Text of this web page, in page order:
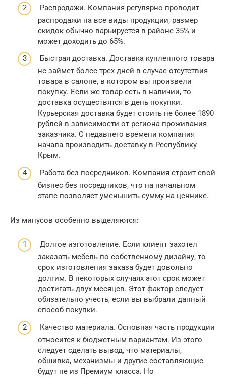
Распродажи. Компания регулярно проводит
распродажи на все виды продукции, размер
скидок обычно варьируется в районе 35% и
может доходить до 65%.
Быстрая доставка. Доставка купленного товара
не займет более трех дней в случае отсутствия
товара в салоне, в котором вы произвели
покупку. Если же товар есть в наличии, то
доставка осуществятся в день покупки.
Курьерская доставка будет стоить не более 1890
рублей в зависимости от региона проживания
заказчика. С недавнего времени компания
начала производить доставку в Республику
Крым.
Работа без посредников. Компания строит свой
бизнес без посредников, что на начальном
этапе позволяет уменьшить сумму на ценнике.
Из минусов особенно выделяются:
Долгое изготовление. Если клиент захотел
заказать мебель по собственному дизайну, то
срок изготовления заказа будет довольно
долгим. В некоторых случаях этот срок может
достигать двух месяцев. Этот фактор следует
обязательно учесть, если вы выбрали данный
способ покупки.
Качество материала. Основная часть продукции
относится к бюджетным вариантам. Из этого
следует сделать вывод, что материалы,
обшивка, механизмы и другие составляющие
будут не из Премиум класса. Но